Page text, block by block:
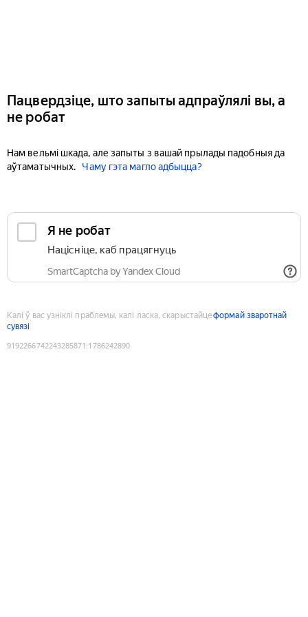
Пацвердзіце, што запыты адпраўлялі вы, а
не робат
Нам вельмі шкада, але запыты з вашай прылады падобныя да
аўтаматычных.
Чаму гэта магло адбыцца?
Я не робат
Націсніце, каб працягнуць
SmartCaptcha by Yandex Cloud
Калі ў вас узніклі праблемы, калі ласка, скарыстайцеформай зваротнай
сувязі
9192266742243285871 :1786242890